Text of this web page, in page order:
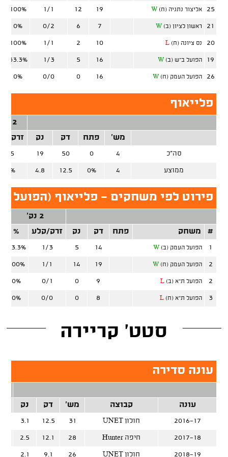
25 אליצור נתניה (ח) W
19
12
1/1
100%
21 ראשון לציון (ב) W
7
6
0/2
0%
20 נס ציונה (ח) L
10
2
1/1
100%
19 הפועל ב"ש (ב) W
16
5
1/3
33.3%
26 הפועל העמק (ח) W
16
0
0/0
0%
פלייאוף
2 נק'
מש'
פתח דק נק זרק/
סה"כ 4
0
50
19
2/5
ממוצע 4
0%
12.5
4.8
40%
פירוט לפי משחקים - פלייאוף (הפועל
2 נק'
#
משחק פתח דק נק זרק/קלע %
1 הפועל העמק (ב) W
14
5
1/3
33.3%
2 הפועל העמק (ח) W
19
14
1/1
100%
2 הפועל ת"א (ב) L
9
0
0/1
0%
3 הפועל ת"א (ח) L
8
0
0/0
0%
סטט' קריירה
עונה סדירה
עונה
קבוצה מש' דק נק
2016-17 UNET חולון 31
12.5
3.1
2017-18 Hunter חיפה 28
12.1
2.5
2018-19 UNET חולון 26
9.1
2.1